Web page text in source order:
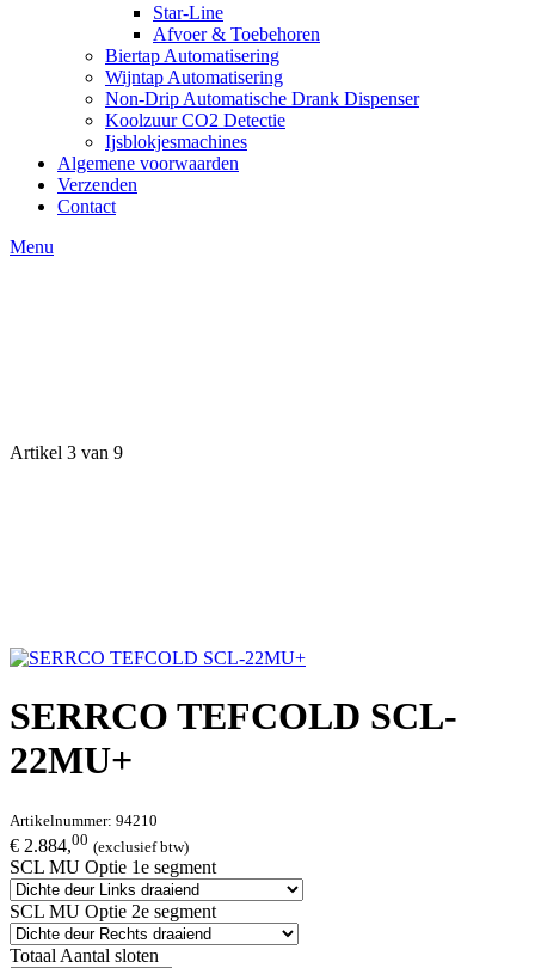
Star-Line
Afvoer & Toebehoren
Biertap Automatisering
Wijntap Automatisering
Non-Drip Automatische Drank Dispenser
Koolzuur CO2 Detectie
Ijsblokjesmachines
Algemene voorwaarden
Verzenden
Contact
Menu
Artikel 3 van 9
SERRCO TEFCOLD SCL-
22MU+
Artikelnummer: 94210
€ 2.884,00 (exclusief btw)
SCL MU Optie 1e segment
SCL MU Optie 2e segment
Totaal Aantal sloten